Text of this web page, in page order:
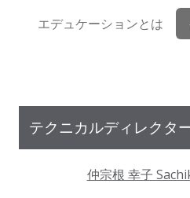
エデュケーションとは
テクニカルディレクタ
仲宗根 幸子